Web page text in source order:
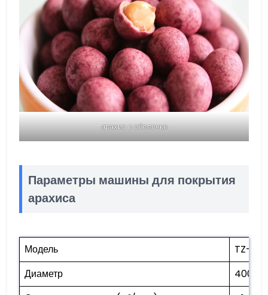
арахис в оболочке
Параметры машины для покрытия
арахиса
Модель
TZ-
Диаметр
400мм